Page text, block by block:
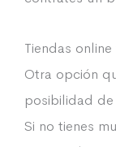
Tiendas
Otra opción
posibilidad
Si no tienes